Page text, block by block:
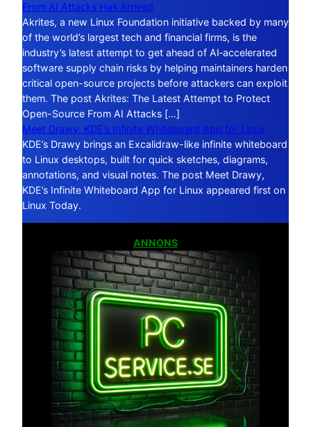
From AI Attacks Has Arrived
Akrites, a new Linux Foundation initiative backed by many
of the world’s largest tech and financial firms, is the
industry’s latest attempt to get ahead of AI‑accelerated
software supply chain risks by helping maintainers harden
critical open-source projects before attackers can exploit
them. The post Akrites: The Latest Attempt to Protect
Open-Source From AI Attacks […]
Meet Drawy, KDE’s Infinite Whiteboard App for Linux
KDE’s Drawy brings an Excalidraw-like infinite whiteboard
to Linux desktops, built for quick sketches, diagrams,
annotations, and visual notes. The post Meet Drawy,
KDE’s Infinite Whiteboard App for Linux appeared first on
Linux Today.
ANNONS